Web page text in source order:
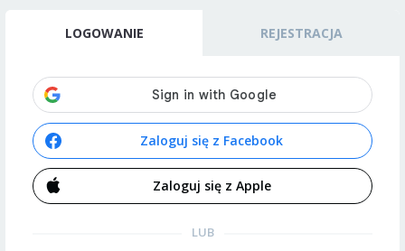
LOGOWANIE REJESTRACJA
Zaloguj się z Facebook
Zaloguj się z Apple
LUB